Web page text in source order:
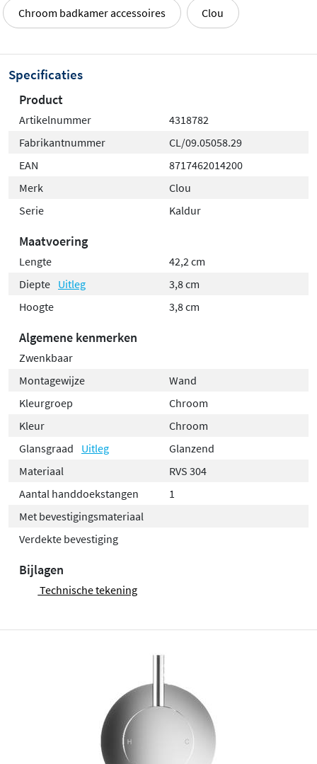
Chroom badkamer accessoires Clou
Specificaties
Product
Artikelnummer
4318782
Fabrikantnummer
CL/09.05058.29
EAN
8717462014200
Merk
Clou
Serie
Kaldur
Maatvoering
Lengte
42,2 cm
Diepte Uitleg
3,8 cm
Hoogte
3,8 cm
Algemene kenmerken
Zwenkbaar
Montagewijze
Wand
Kleurgroep
Chroom
Kleur
Chroom
Glansgraad
Uitleg
Glanzend
Materiaal
RVS 304
Aantal handdoekstangen
1
Met bevestigingsmateriaal
Verdekte bevestiging
Bijlagen
Technische tekening